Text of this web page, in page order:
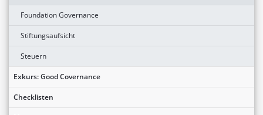
Foundation Governance
Stiftungsaufsicht
Steuern
Exkurs: Good Covernance
Checklisten